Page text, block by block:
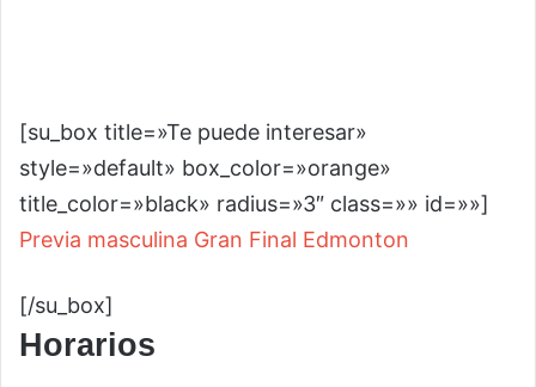
[su_box title=»Te puede interesar»
style=»default» box_color=»orange»
title_color=»black» radius=»3″ class=»» id=»»]
Previa masculina Gran Final Edmonton
[/su_box]
Horarios